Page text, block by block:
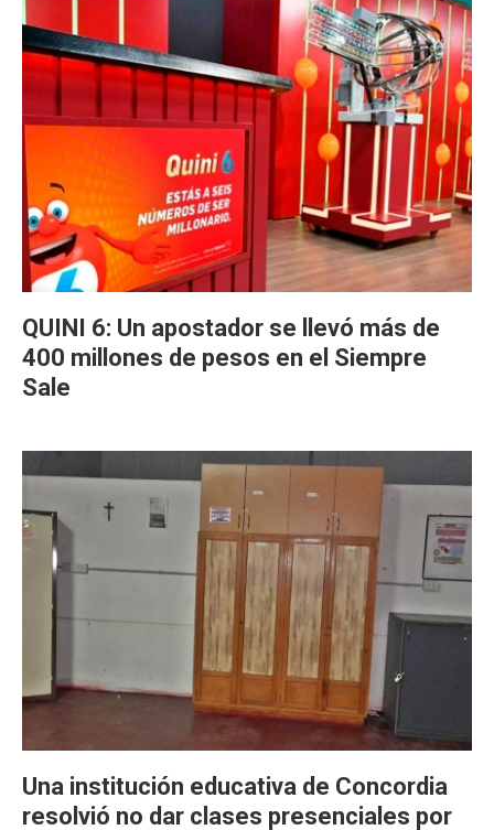
QUINI 6: Un apostador se llevó más de
400 millones de pesos en el Siempre
Sale
Una institución educativa de Concordia
resolvió no dar clases presenciales por